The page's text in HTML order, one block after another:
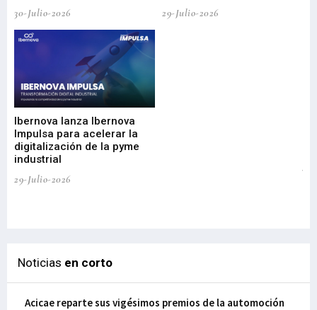
30-Julio-2026
29-Julio-2026
Ibernova lanza Ibernova
Impulsa para acelerar la
digitalización de la pyme
industrial
29-Julio-2026
Noticias en corto
Acicae reparte sus vigésimos premios de la automoción